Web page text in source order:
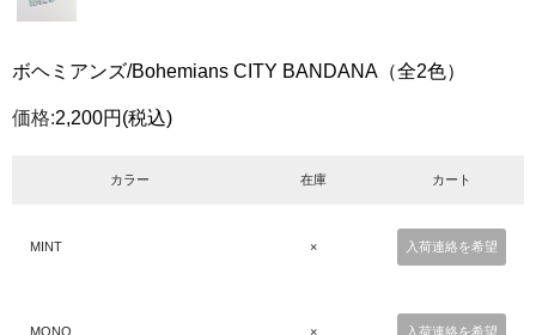
ボヘミアンズ/Bohemians CITY BANDANA（全2色）
価格:2,200円 (税込)
カラー 在庫 カート
MINT × 入荷連絡を希望
MONO × 入荷連絡を希望